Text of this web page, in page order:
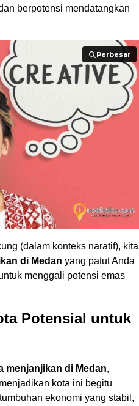
berpotensi mendatangkan
Perbesar
Perbesar
(dalam konteks naratif), kita
di Medan yang patut Anda
menggali potensi emas
Potensial untuk
menjanjikan di Medan,
kota ini begitu
ekonomi yang stabil,